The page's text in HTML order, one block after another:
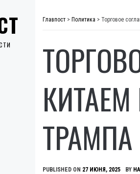
Главпост > Политика > Торговое
ТРАМПА
PUBLISHED ON 27 ИЮНЯ, 2025 BY